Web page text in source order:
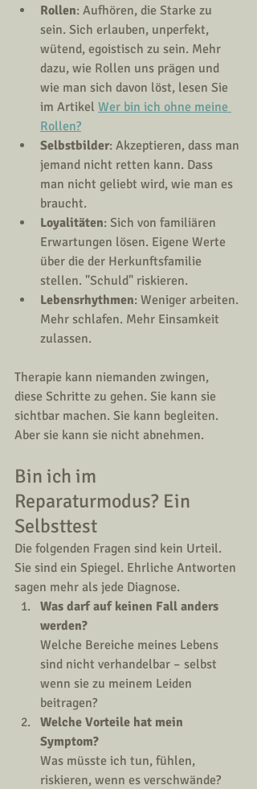
Rollen: Aufhören, die Starke zu
sein. Sich erlauben, unperfekt,
wütend, egoistisch zu sein. Mehr
dazu, wie Rollen uns prägen und
wie man sich davon löst, lesen Sie
im Artikel Wer bin ich ohne meine
Rollen?
Selbstbilder: Akzeptieren, dass man
jemand nicht retten kann. Dass
man nicht geliebt wird, wie man es
braucht.
Loyalitäten: Sich von familiären
Erwartungen lösen. Eigene Werte
über die der Herkunftsfamilie
stellen. "Schuld" riskieren.
Lebensrhythmen: Weniger arbeiten.
Mehr schlafen. Mehr Einsamkeit
zulassen.
Therapie kann niemanden zwingen,
diese Schritte zu gehen. Sie kann sie
sichtbar machen. Sie kann begleiten.
Aber sie kann sie nicht abnehmen.
Bin ich im
Reparaturmodus? Ein
Selbsttest
Die folgenden Fragen sind kein Urteil.
Sie sind ein Spiegel. Ehrliche Antworten
sagen mehr als jede Diagnose.
Was darf auf keinen Fall anders
werden?
Welche Bereiche meines Lebens
sind nicht verhandelbar – selbst
wenn sie zu meinem Leiden
beitragen?
Welche Vorteile hat mein
Symptom?
Was müsste ich tun, fühlen,
riskieren, wenn es verschwände?